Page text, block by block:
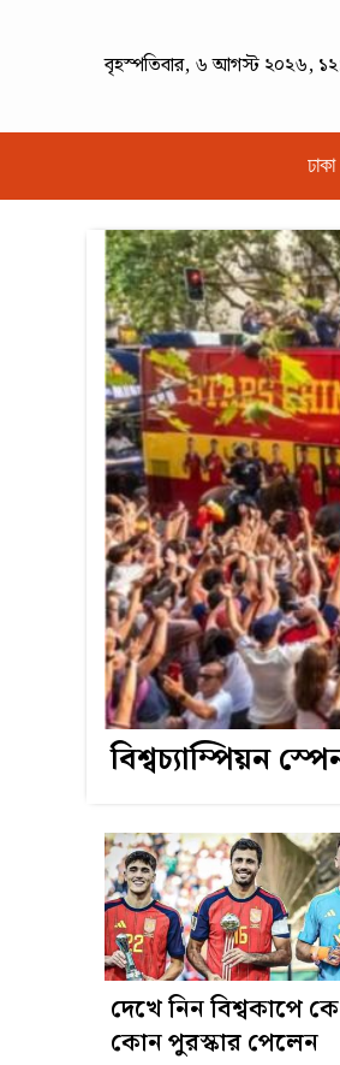
বৃহস্পতিবার, ৬ আগস্ট ২০২৬,
বিশ্বচ্যাম্পিয়ন
দেখে নিন বিশ্বকাপে কে
কোন পুরস্কার পেলেন